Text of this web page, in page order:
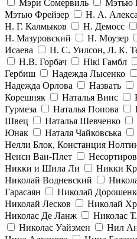
Мэри Сомервиль
Мэтью
Мэтью Фрейзер
Н. А.
Н. Г. Калмыков
Н. Демосс
Н. Мазуровский
Н. Моузер
Исаева
Н. С. Уилсон, Л. К.
Н.В. Горбач
Нікі Гамбл
Гербиш
Надежда Лысенко
Надежда Орлова
Назвать
Корешняк
Наталья Винс
Гурмеза
Наталья Попова
Швец
Наталья Шевченко
Юнак
Наталя Чайковська
Нелли Блок, Констанция
Ненси Ван-Плет
Никки и Шила Ли
Никки
Николай Водневский
Гарасаян
Николай
Николай Лесков
Николай
Николас Де Ланж
Николас
Николас Уайзмен
Нил